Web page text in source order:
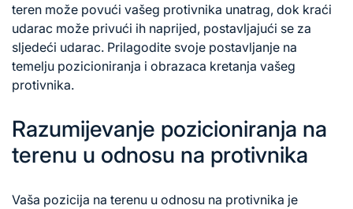
teren može povući vašeg protivnika unatrag, dok kraći
udarac može privući ih naprijed, postavljajući se za
sljedeći udarac. Prilagodite svoje postavljanje na
temelju pozicioniranja i obrazaca kretanja vašeg
protivnika.
Razumijevanje pozicioniranja na
terenu u odnosu na protivnika
Vaša pozicija na terenu u odnosu na protivnika je